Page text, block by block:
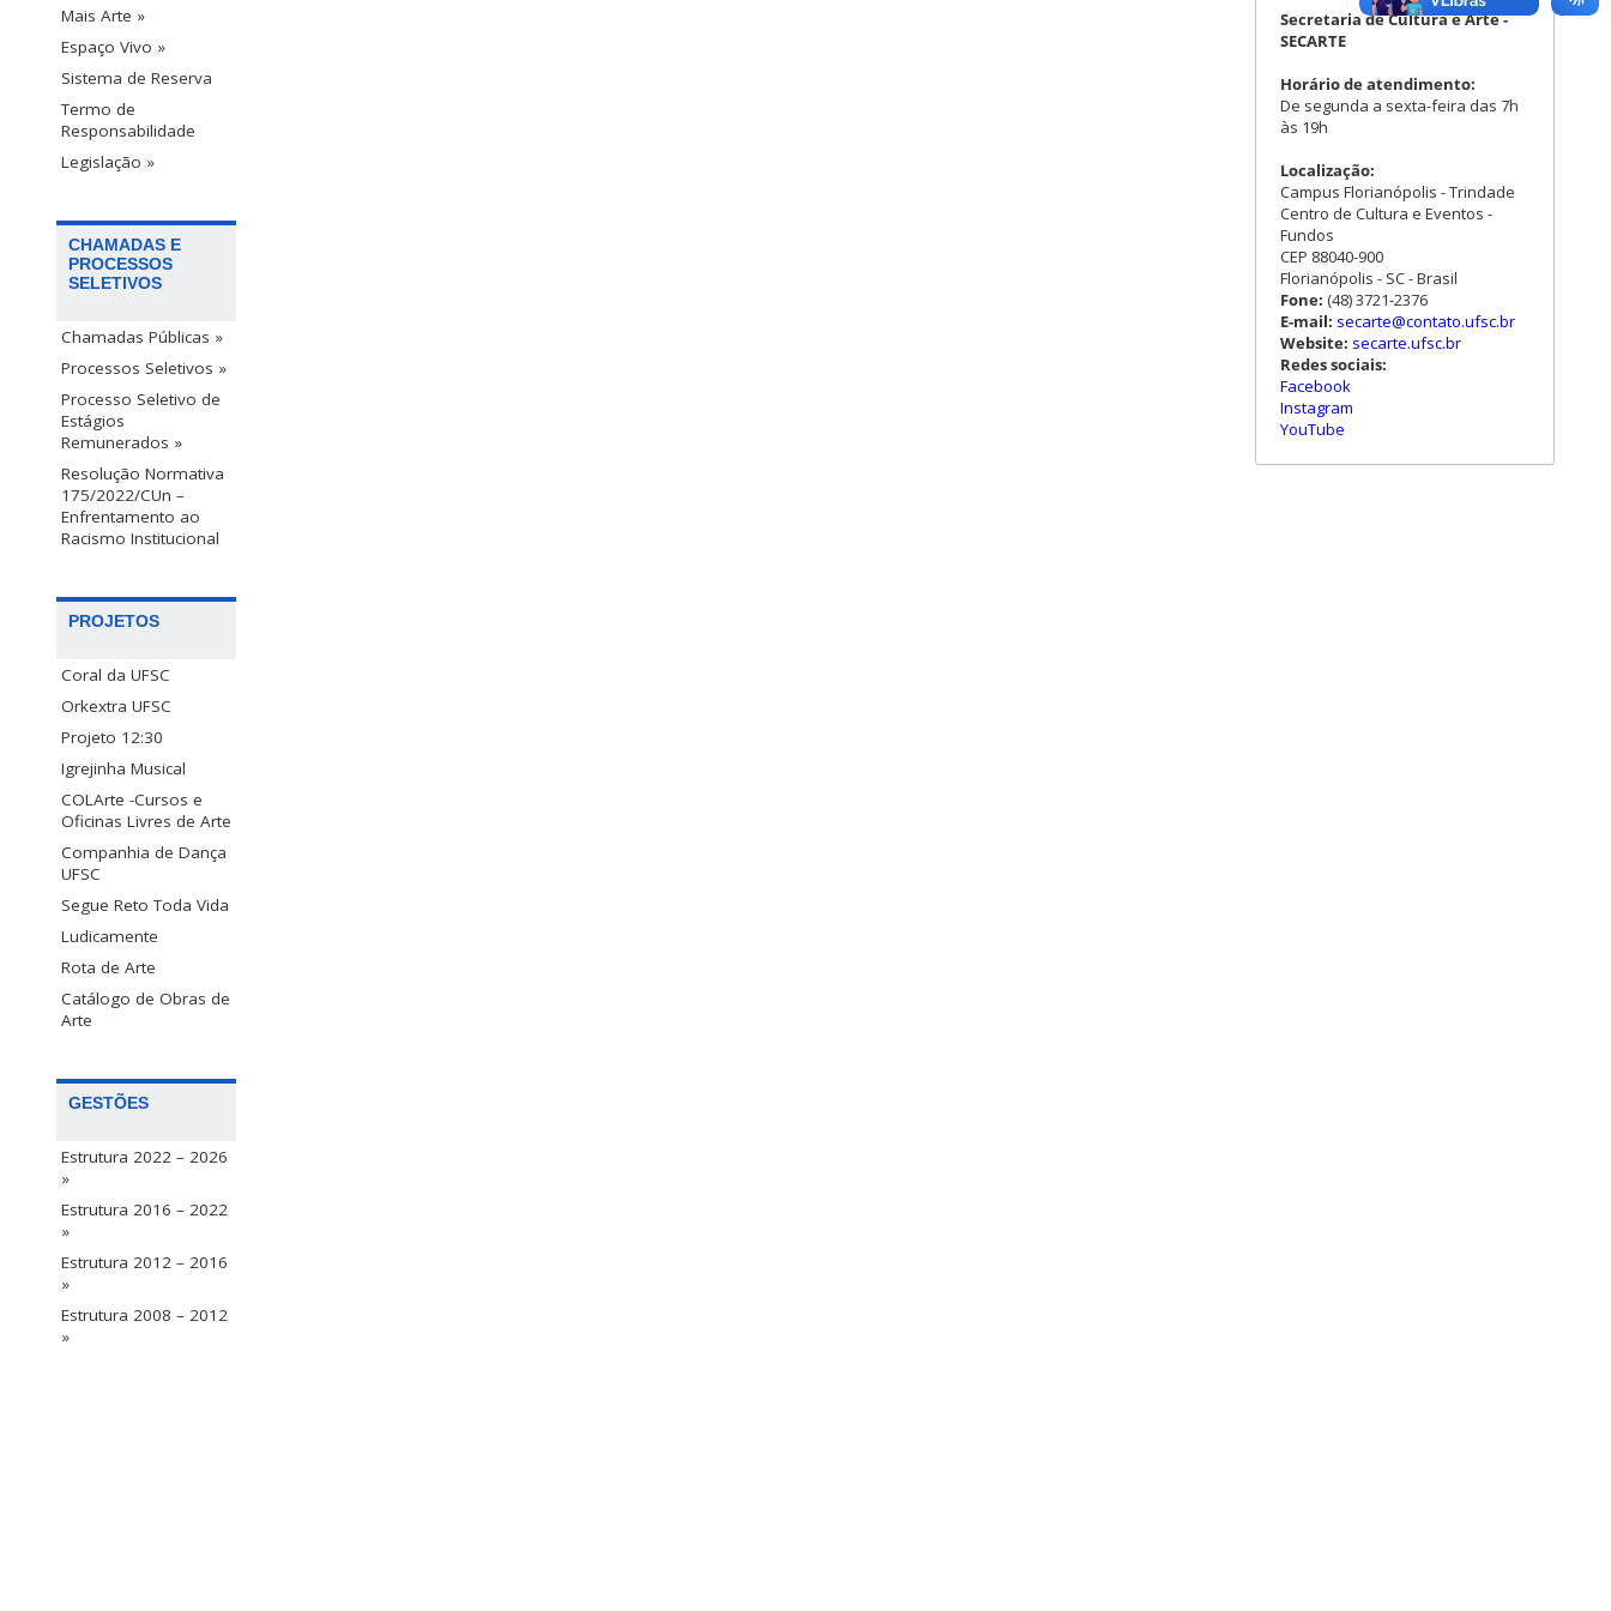
Mais Arte »
Espaço Vivo »
Sistema de Reserva
Termo de
Responsabilidade
Legislação »
CHAMADAS E
PROCESSOS
SELETIVOS
Chamadas Públicas »
Processos Seletivos »
Processo Seletivo de
Estágios
Remunerados »
Resolução Normativa
175/2022/CUn –
Enfrentamento ao
Racismo Institucional
PROJETOS
Coral da UFSC
Orkextra UFSC
Projeto 12:30
Igrejinha Musical
COLArte -Cursos e
Oficinas Livres de Arte
Companhia de Dança
UFSC
Segue Reto Toda Vida
Ludicamente
Rota de Arte
Catálogo de Obras de
Arte
GESTÕES
Estrutura 2022 – 2026
»
Estrutura 2016 – 2022
»
Estrutura 2012 – 2016
»
Estrutura 2008 – 2012
»
Secretaria de Cultura e Arte -
SECARTE
Horário de atendimento:
De segunda a sexta-feira das 7h
às 19h
Localização:
Campus Florianópolis - Trindade
Centro de Cultura e Eventos -
Fundos
CEP 88040-900
Florianópolis - SC - Brasil
Fone: (48) 3721-2376
E-mail: secarte@contato.ufsc.br
Website: secarte.ufsc.br
Redes sociais:
Facebook
Instagram
YouTube